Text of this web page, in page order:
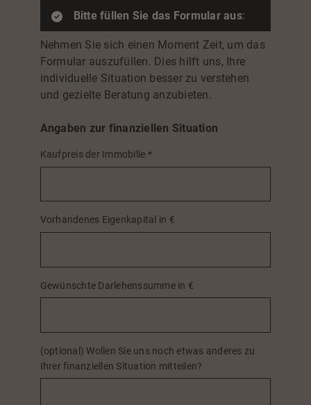
Bitte füllen Sie das Formular aus:
Nehmen Sie sich einen Moment Zeit, um das
Formular auszufüllen. Dies hilft uns, Ihre
individuelle Situation besser zu verstehen
und gezielte Beratung anzubieten.
Angaben zur finanziellen Situation
Kaufpreis der Immobilie *
Vorhandenes Eigenkapital in €
Gewünschte Darlehenssumme in €
(optional) Wollen Sie uns noch etwas anderes zu
Ihrer finanziellen Situation mitteilen?